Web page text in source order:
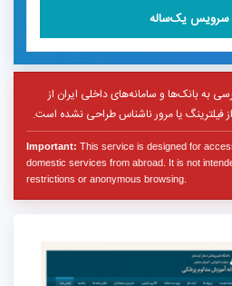
یک‌ساله
و سامانه‌های داخلی ایران از
یا مرور ناشناس طراحی نشده است.
Important: This service is designed for
domestic services from abroad. It is not
restrictions or anonymous browsing.